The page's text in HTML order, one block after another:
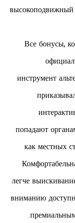
Все бонусы,
инструмент
попадают
как местных
легче
вниманию